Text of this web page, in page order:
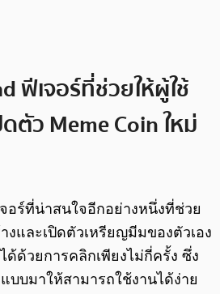
ฟีเจอร์ที่ช่วยให้ผู้ใช้
ตัว Meme Coin ใหม่
เจอร์ที่น่าสนใจอีกอย่างหนึ่งที่ช่วย
งและเปิดตัวเหรียญมีมของตัวเอง
ได้ด้วยการคลิกเพียงไม่กี่ครั้ง ซึ่ง
บบมาให้สามารถใช้งานได้ง่าย